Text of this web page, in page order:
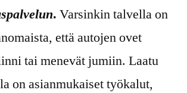
. Varsinkin talvella on
että autojen ovet
tai menevät jumiin. Laatu
on asianmukaiset työkalut,